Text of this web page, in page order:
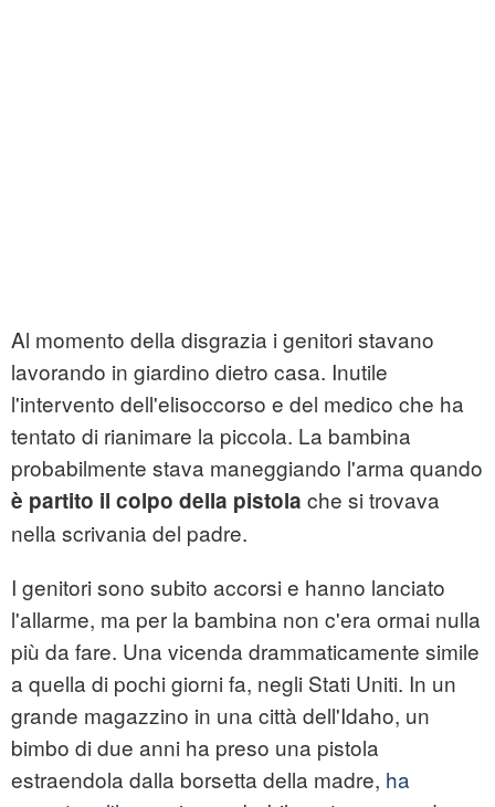
Al momento della disgrazia i genitori stavano
lavorando in giardino dietro casa. Inutile
l'intervento dell'elisoccorso e del medico che ha
tentato di rianimare la piccola. La bambina
probabilmente stava maneggiando l'arma quando
è partito il colpo della pistola che si trovava
nella scrivania del padre.
I genitori sono subito accorsi e hanno lanciato
l'allarme, ma per la bambina non c'era ormai nulla
più da fare. Una vicenda drammaticamente simile
a quella di pochi giorni fa, negli Stati Uniti. In un
grande magazzino in una città dell'Idaho, un
bimbo di due anni ha preso una pistola
estraendola dalla borsetta della madre, ha